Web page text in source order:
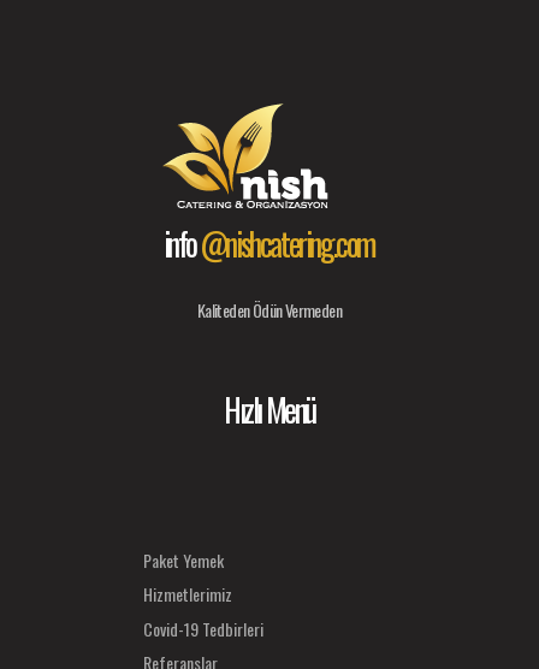
info@nishcatering.com
Kaliteden Ödün Vermeden
Hızlı Menü
Paket Yemek
Hizmetlerimiz
Covid-19 Tedbirleri
Referanslar